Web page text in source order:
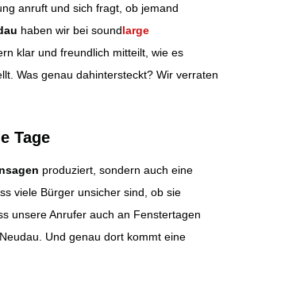
anruft und sich fragt, ob jemand
haben wir bei soundlarge
klar und freundlich mitteilt, wie es
Was genau dahintersteckt? Wir verraten
Tage
produziert, sondern auch eine
viele Bürger unsicher sind, ob sie
unsere Anrufer auch an Fenstertagen
Und genau dort kommt eine